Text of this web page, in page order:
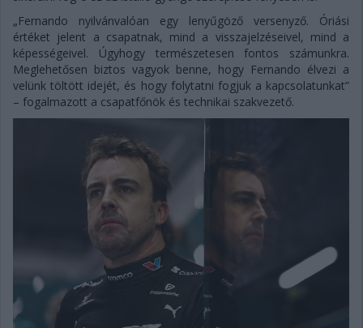
„Fernando nyilvánvalóan egy lenyűgöző versenyző. Óriási
értéket jelent a csapatnak, mind a visszajelzéseivel, mind a
képességeivel. Úgyhogy természetesen fontos számunkra.
Meglehetősen biztos vagyok benne, hogy Fernando élvezi a
velünk töltött idejét, és hogy folytatni fogjuk a kapcsolatunkat”
– fogalmazott a csapatfőnök és technikai szakvezető.